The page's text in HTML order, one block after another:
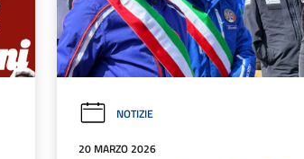
NOTIZIE
20 MARZO 2026